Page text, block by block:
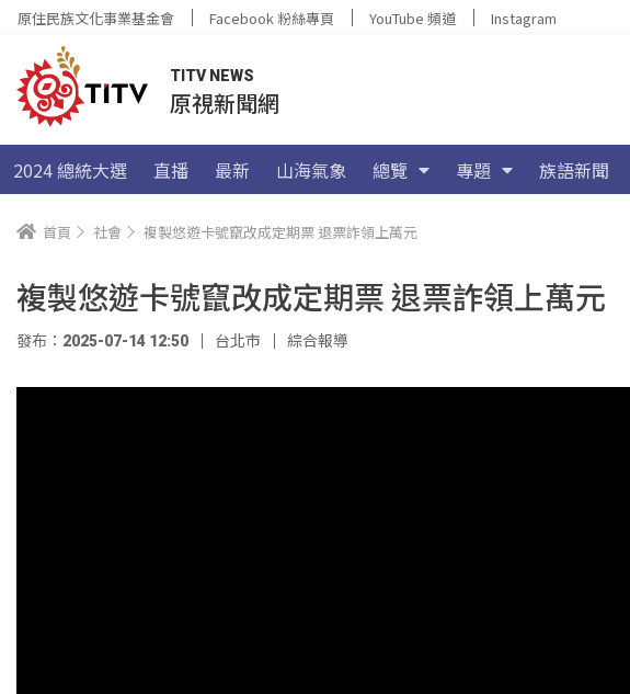
原住民族文化事業基金會 Facebook 粉絲專頁 YouTube 頻道 Instagram
TITV NEWS
原視新聞網
2024 總統大選 直播 最新 山海氣象 總覽 專題 族語新聞
首頁 社會 複製悠遊卡號竄改成定期票 退票詐領上萬元
複製悠遊卡號竄改成定期票 退票詐領上萬元
發布：2025-07-14 12:50 台北市 綜合報導